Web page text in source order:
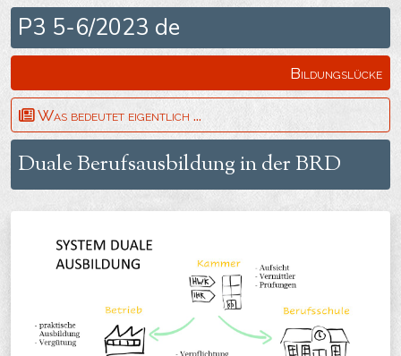
P3 5-6/2023 de
Was bedeutet eigentlich ...
Duale Berufsausbildung in der BRD
Bildungslücke